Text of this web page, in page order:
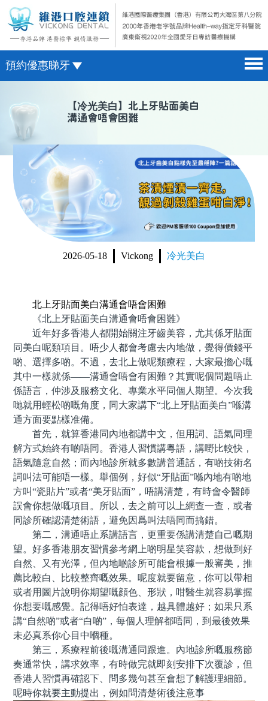
預約優惠睇牙
醫院簡介 hospital introduction
醫生介紹 doctor introduction
醫療新聞 medical news
種植牙 dental implant
箍牙 orthodontics
收費標準 change standard
微信預約
WhatsApp預約
【冷光美白】北上牙貼面美白
溝通會唔會困難
2026-05-18 Vickong 冷光美白
北上牙貼面美白溝通會唔會困難
《北上牙貼面美白溝通會唔會困難》
近年好多香港人都開始關注牙齒美容，尤其係牙貼面
同美白呢類項目。唔少人都會考慮去內地做，覺得價錢平
啲、選擇多啲。不過，去北上做呢類療程，大家最擔心嘅
其中一樣就係——溝通會唔會有困難？其實呢個問題唔止
係語言，仲涉及服務文化、專業水平同個人期望。今次我
哋就用輕松啲嘅角度，同大家講下“北上牙貼面美白”喺溝
通方面要點樣准備。
首先，就算香港同內地都講中文，但用詞、語氣同理
解方式始終有啲唔同。香港人習慣講粵語，講嘢比較快，
語氣隨意自然；而內地診所就多數講普通話，有啲技術名
詞叫法可能唔一樣。舉個例，好似“牙貼面”喺內地有啲地
方叫“瓷貼片”或者“美牙貼面”，唔講清楚，有時會令醫師
誤會你想做嘅項目。所以，去之前可以上網查一查，或者
同診所確認清楚術語，避免因爲叫法唔同而搞錯。
第二，溝通唔止系講語言，更重要係講清楚自己嘅期
望。好多香港朋友習慣參考網上啲明星笑容款，想做到好
自然、又有光澤，但內地啲診所可能會根據一般審美，推
薦比較白、比較整齊嘅效果。呢度就要留意，你可以帶相
或者用圖片說明你期望嘅顔色、形狀，咁醫生就容易掌握
你想要嘅感覺。記得唔好怕表達，越具體越好；如果只系
講“自然啲”或者“白啲”，每個人理解都唔同，到最後效果
未必真系你心目中嗰種。
第三，系療程前後嘅溝通同跟進。內地診所嘅服務節
奏通常快，講求效率，有時做完就即刻安排下次覆診，但
香港人習慣再確認下、問多幾句甚至會想了解護理細節。
呢時你就要主動提出，例如問清楚術後注意事